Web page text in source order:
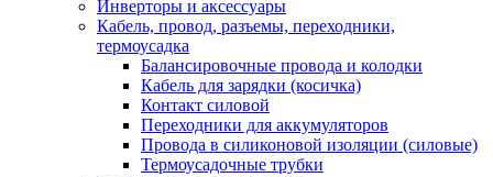
Инверторы и аксессуары
Кабель, провод, разъемы, переходники,
термоусадка
Балансировочные провода и колодки
Кабель для зарядки (косичка)
Контакт силовой
Переходники для аккумуляторов
Провода в силиконовой изоляции (силовые)
Термоусадочные трубки